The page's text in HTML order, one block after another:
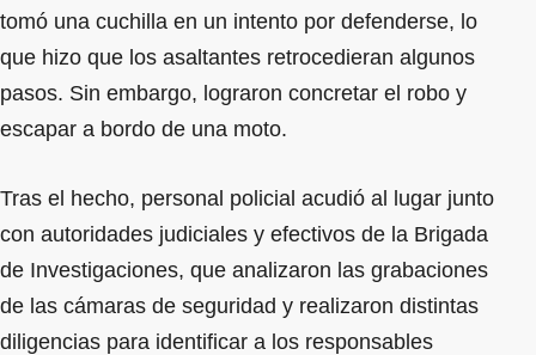
tomó una cuchilla en un intento por defenderse, lo
que hizo que los asaltantes retrocedieran algunos
pasos. Sin embargo, lograron concretar el robo y
escapar a bordo de una moto.
Tras el hecho, personal policial acudió al lugar junto
con autoridades judiciales y efectivos de la Brigada
de Investigaciones, que analizaron las grabaciones
de las cámaras de seguridad y realizaron distintas
diligencias para identificar a los responsables